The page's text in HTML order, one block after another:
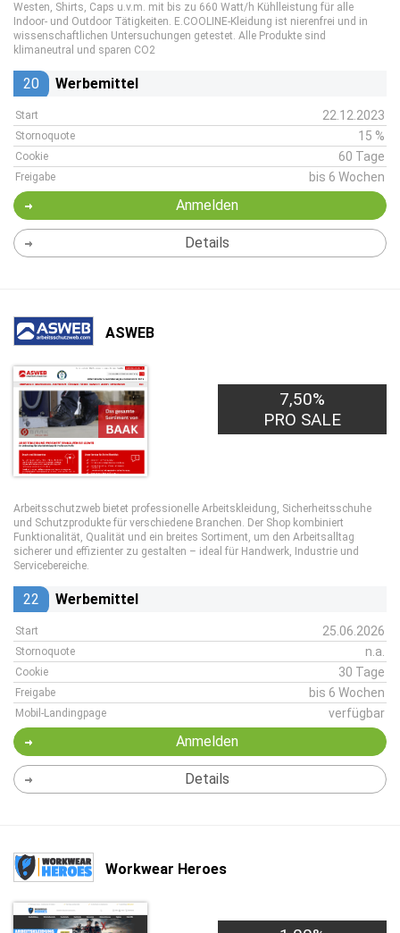
Westen, Shirts, Caps u.v.m. mit bis zu 660 Watt/h Kühlleistung für alle
Indoor- und Outdoor Tätigkeiten. E.COOLINE-Kleidung ist nierenfrei und in
wissenschaftlichen Untersuchungen getestet. Alle Produkte sind
klimaneutral und sparen CO2
20 Werbemittel
Start 22.12.2023
Stornoquote 15 %
Cookie 60 Tage
Freigabe bis 6 Wochen
Anmelden
Details
ASWEB
7,50%
PRO SALE
Arbeitsschutzweb bietet professionelle Arbeitskleidung, Sicherheitsschuhe
und Schutzprodukte für verschiedene Branchen. Der Shop kombiniert
Funktionalität, Qualität und ein breites Sortiment, um den Arbeitsalltag
sicherer und effizienter zu gestalten – ideal für Handwerk, Industrie und
Servicebereiche.
22 Werbemittel
Start 25.06.2026
Stornoquote n.a.
Cookie 30 Tage
Freigabe bis 6 Wochen
Mobil-Landingpage verfügbar
Anmelden
Details
Workwear Heroes